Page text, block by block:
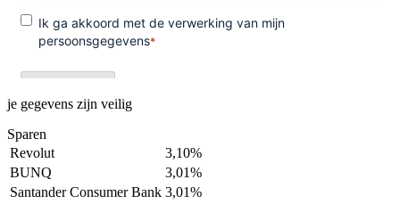
je gegevens zijn veilig
Sparen
Revolut
3,10%
BUNQ
3,01%
Santander Consumer Bank 3,01%